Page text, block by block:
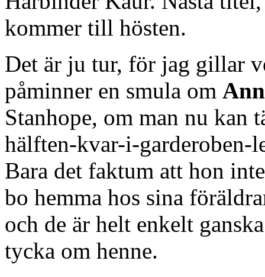
kommer till hösten.
Det är ju tur, för jag gillar
påminner en smula om
Stanhope, om man nu kan
hälften-kvar-i-garderoben-
Bara det faktum att hon
bo hemma hos sina
och de är helt enkelt
tycka om henne.